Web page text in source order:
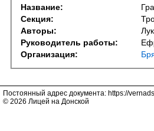
Название:
Секция:
Авторы:
Руководитель работы:
Организация:
Постоянный адрес документа: https://
© 2026 Лицей на Донской